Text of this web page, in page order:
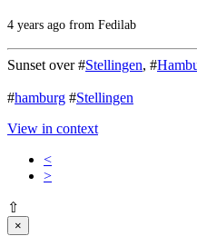
4 years ago from Fedilab
Sunset over #Stellingen, #
#hamburg #Stellingen
View in context
<
>
⇧
×